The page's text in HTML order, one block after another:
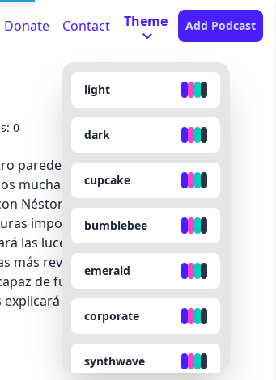
Donate Contact Theme
light
dark
cupcake
bumblebee
emerald
corporate
synthwave
Add Podcast
0
paredes, pero no siempre ha sido
muchas cosas sobre nuestras
Néstor Marqués, Niko Barrena y
imposibles con las
las luces y las sombras del
más revolucionarias de la historia.
de fundir coches y de bases
cómo construir una casa